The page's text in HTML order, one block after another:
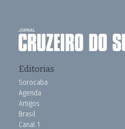
Editorias
Sorocaba
Agenda
Artigos
Brasil
Canal 1